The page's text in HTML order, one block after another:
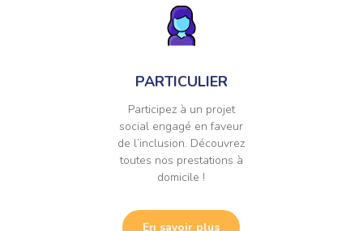
PARTICULIER
Participez à un projet
social engagé en faveur
de l’inclusion. Découvrez
toutes nos prestations à
domicile !
En savoir plus